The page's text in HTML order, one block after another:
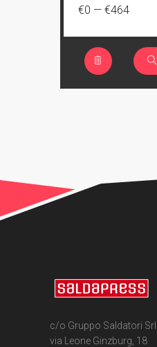
€0 — €464
c/o Gruppo Saldatori Srl
via Leone Ginzburg, 18